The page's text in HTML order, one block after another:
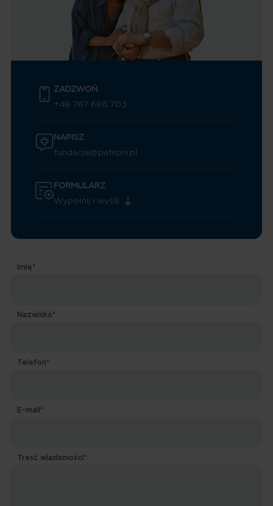
ZADZWOŃ
+48 767 686 703
NAPISZ
fundacja@patroni.pl
FORMULARZ
Wypełnij i wyślij
Imię*
Nazwisko*
Telefon*
E-mail*
Treść wiadomości*